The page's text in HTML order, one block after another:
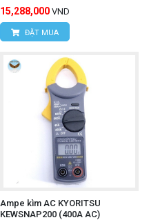
15,288,000 VND
ĐẶT MUA
Ampe kìm AC KYORITSU
KEWSNAP200 (400A AC)